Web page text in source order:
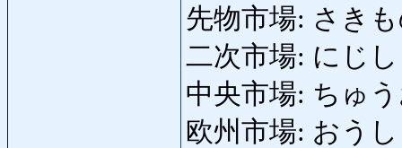
先物市場: さき
二次市場: にじ
中央市場: ちゅ
欧州市場: おう